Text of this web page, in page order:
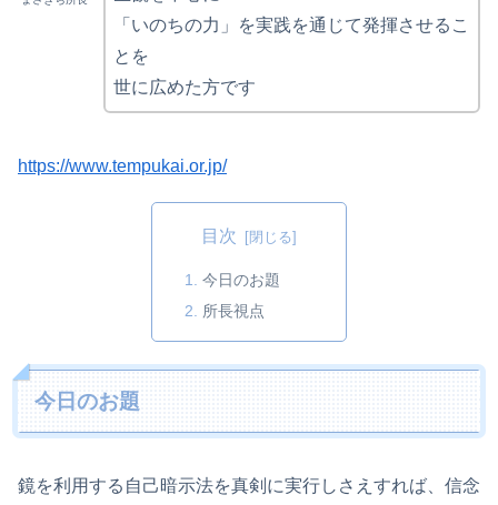
「いのちの力」を実践を通じて発揮させるこ
とを
世に広めた方です
https://www.tempukai.or.jp/
目次
今日のお題
所長視点
今日のお題
鏡を利用する自己暗示法を真剣に実行しさえすれば、信念